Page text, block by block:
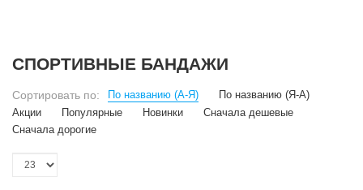
СПОРТИВНЫЕ БАНДАЖИ
Сортировать по: По названию (А-Я)
По названию (Я-А)
Акции
Популярные Новинки
Сначала дешевые
Сначала дорогие